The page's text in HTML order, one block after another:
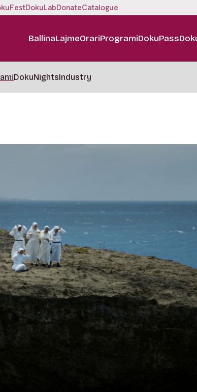
DokuLabDonateCatalogue
BallinaLajmeOrariProgramiDokuPass
DokuNightsIndustry